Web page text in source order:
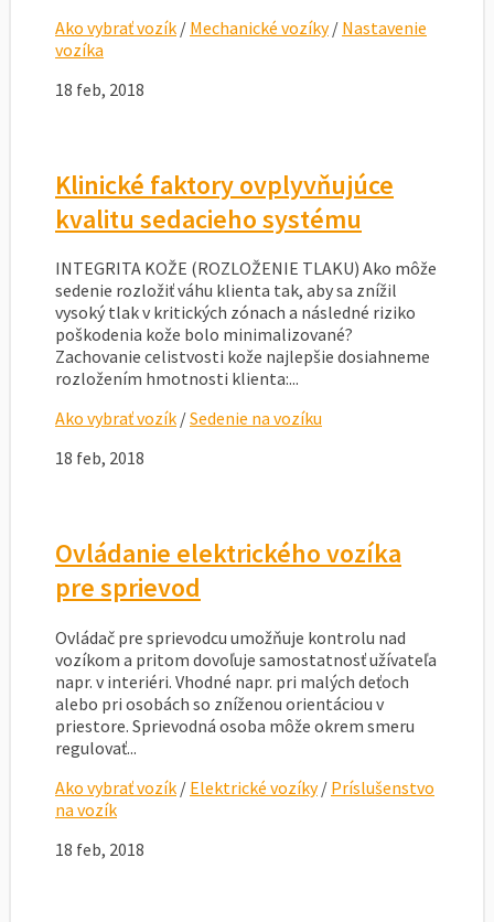
Ako vybrať vozík / Mechanické vozíky/ Nastavenie
vozíka
18 feb, 2018
Klinické faktory ovplyvňujúce
kvalitu sedacieho systému
INTEGRITA KOŽE (ROZLOŽENIE TLAKU) Ako môže
sedenie rozložiť váhu klienta tak, aby sa znížil
vysoký tlak v kritických zónach a následné riziko
poškodenia kože bolo minimalizované?
Zachovanie celistvosti kože najlepšie dosiahneme
rozložením hmotnosti klienta:...
Ako vybrať vozík /Sedenie na vozíku
18 feb, 2018
Ovládanie elektrického vozíka
pre sprievod
Ovládač pre sprievodcu umožňuje kontrolu nad
vozíkom a pritom dovoľuje samostatnosť užívateľa
napr. v interiéri. Vhodné napr. pri malých deťoch
alebo pri osobách so zníženou orientáciou v
priestore. Sprievodná osoba môže okrem smeru
regulovať...
Ako vybrať vozík / Elektrické vozíky/ Príslušenstvo
na vozík
18 feb, 2018